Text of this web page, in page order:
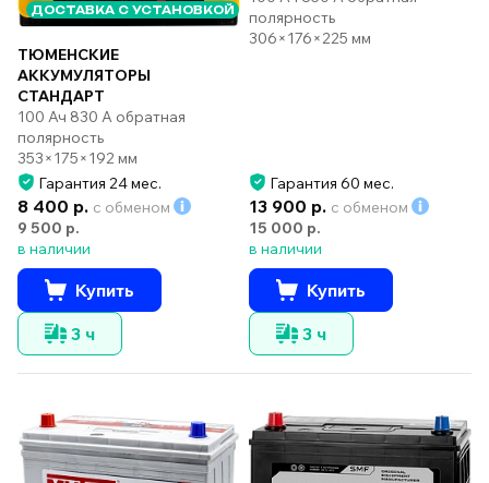
ДОСТАВКА С УСТАНОВКОЙ
ТЮМЕНСКИЕ
АККУМУЛЯТОРЫ
СТАНДАРТ
100 Ач 830 А обратная
полярность
353×175×192 мм
Гарантия 24 мес.
8 400 р. с обменом
9 500 р.
в наличии
Купить
3 ч
полярность
306×176×225 мм
Гарантия 60 мес.
13 900 р. с обменом
15 000 р.
в наличии
Купить
3 ч